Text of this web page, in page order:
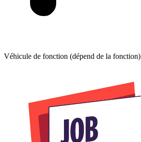
Véhicule de fonction (dépend de la fonction)